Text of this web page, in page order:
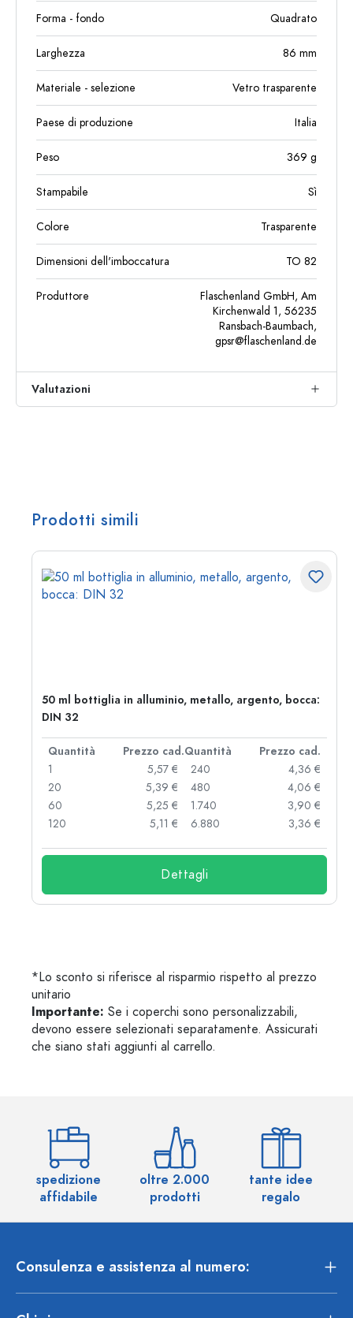
Forma - fondo Quadrato
Larghezza 86 mm
Materiale - selezione Vetro trasparente
Paese di produzione Italia
Peso 369 g
Stampabile Sì
Colore Trasparente
Dimensioni dell'imboccatura TO 82
Produttore
Flaschenland GmbH, Am
Kirchenwald 1, 56235
Ransbach-Baumbach,
gpsr@flaschenland.de
Valutazioni
Prodotti simili
50 ml bottiglia in alluminio, metallo, argento, bocca:
DIN 32
Quantità Prezzo cad.Quantità
Prezzo cad.
1
5,57 €
20
5,39 €
60
5,25 €
120
5,11 €
240
4,36 €
480
4,06 €
1.740
3,90 €
6.880
3,36 €
Dettagli
*Lo sconto si riferisce al risparmio rispetto al prezzo
unitario
Importante: Se i coperchi sono personalizzabili,
devono essere selezionati separatamente. Assicurati
che siano stati aggiunti al carrello.
spedizione
affidabile
oltre 2.000
prodotti
tante idee
regalo
Consulenza e assistenza al numero: